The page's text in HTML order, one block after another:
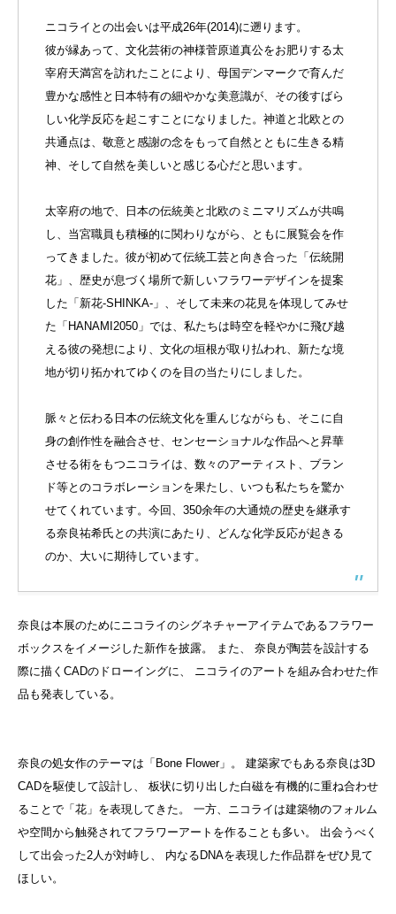
ニコライとの出会いは平成26年(2014)に遡ります。
彼が縁あって、文化芸術の神様菅原道真公をお肥りする太
宰府天満宮を訪れたことにより、母国デンマークで育んだ
豊かな感性と日本特有の細やかな美意識が、その後すばら
しい化学反応を起こすことになりました。神道と北欧との
共通点は、敬意と感謝の念をもって自然とともに生きる精
神、そして自然を美しいと感じる心だと思います。
太宰府の地で、日本の伝統美と北欧のミニマリズムが共鳴
し、当宮職員も積極的に関わりながら、ともに展覧会を作
ってきました。彼が初めて伝統工芸と向き合った「伝統開
花」、歴史が息づく場所で新しいフラワーデザインを提案
した「新花-SHINKA-」、そして未来の花見を体現してみせ
た「HANAMI2050」では、私たちは時空を軽やかに飛び越
える彼の発想により、文化の垣根が取り払われ、新たな境
地が切り拓かれてゆくのを目の当たりにしました。
脈々と伝わる日本の伝統文化を重んじながらも、そこに自
身の創作性を融合させ、センセーショナルな作品へと昇華
させる術をもつニコライは、数々のアーティスト、ブラン
ド等とのコラボレーションを果たし、いつも私たちを驚か
せてくれています。今回、350余年の大通焼の歴史を継承す
る奈良祐希氏との共演にあたり、どんな化学反応が起きる
のか、大いに期待しています。
奈良は本展のためにニコライのシグネチャーアイテムであるフラワー
ボックスをイメージした新作を披露。 また、 奈良が陶芸を設計する
際に描くCADのドローイングに、 ニコライのアートを組み合わせた作
品も発表している。
奈良の処女作のテーマは「Bone Flower」。 建築家でもある奈良は3D
CADを駆使して設計し、 板状に切り出した白磁を有機的に重ね合わせ
ることで「花」を表現してきた。 一方、ニコライは建築物のフォルム
や空間から触発されてフラワーアートを作ることも多い。 出会うべく
して出会った2人が対峙し、 内なるDNAを表現した作品群をぜひ見て
ほしい。